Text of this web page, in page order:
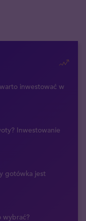
inwestować w
Inwestowanie
gotówka jest
wybrać?